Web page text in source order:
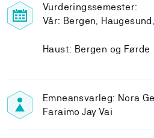
Vurderingssemester:
Vår: Bergen,
Haust: Bergen og Førde
Emneansvarleg: Nora
Faraimo Jay Vai